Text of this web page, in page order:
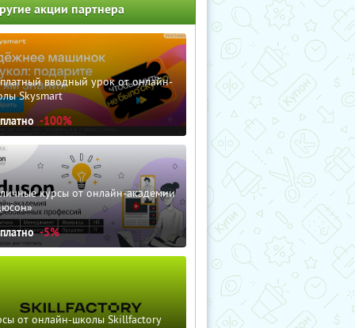
акции партнера
вводный урок от онлайн-
Skysmart
-100%
курсы от онлайн-академии
-5%
от онлайн-школы Skillfactory